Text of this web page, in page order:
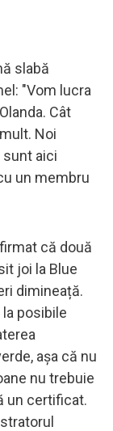
slabă
"Vom lucra
Cât
Noi
aici
un membru
că două
joi la Blue
dimineață.
posibile
așa că nu
nu trebuie
un certificat.